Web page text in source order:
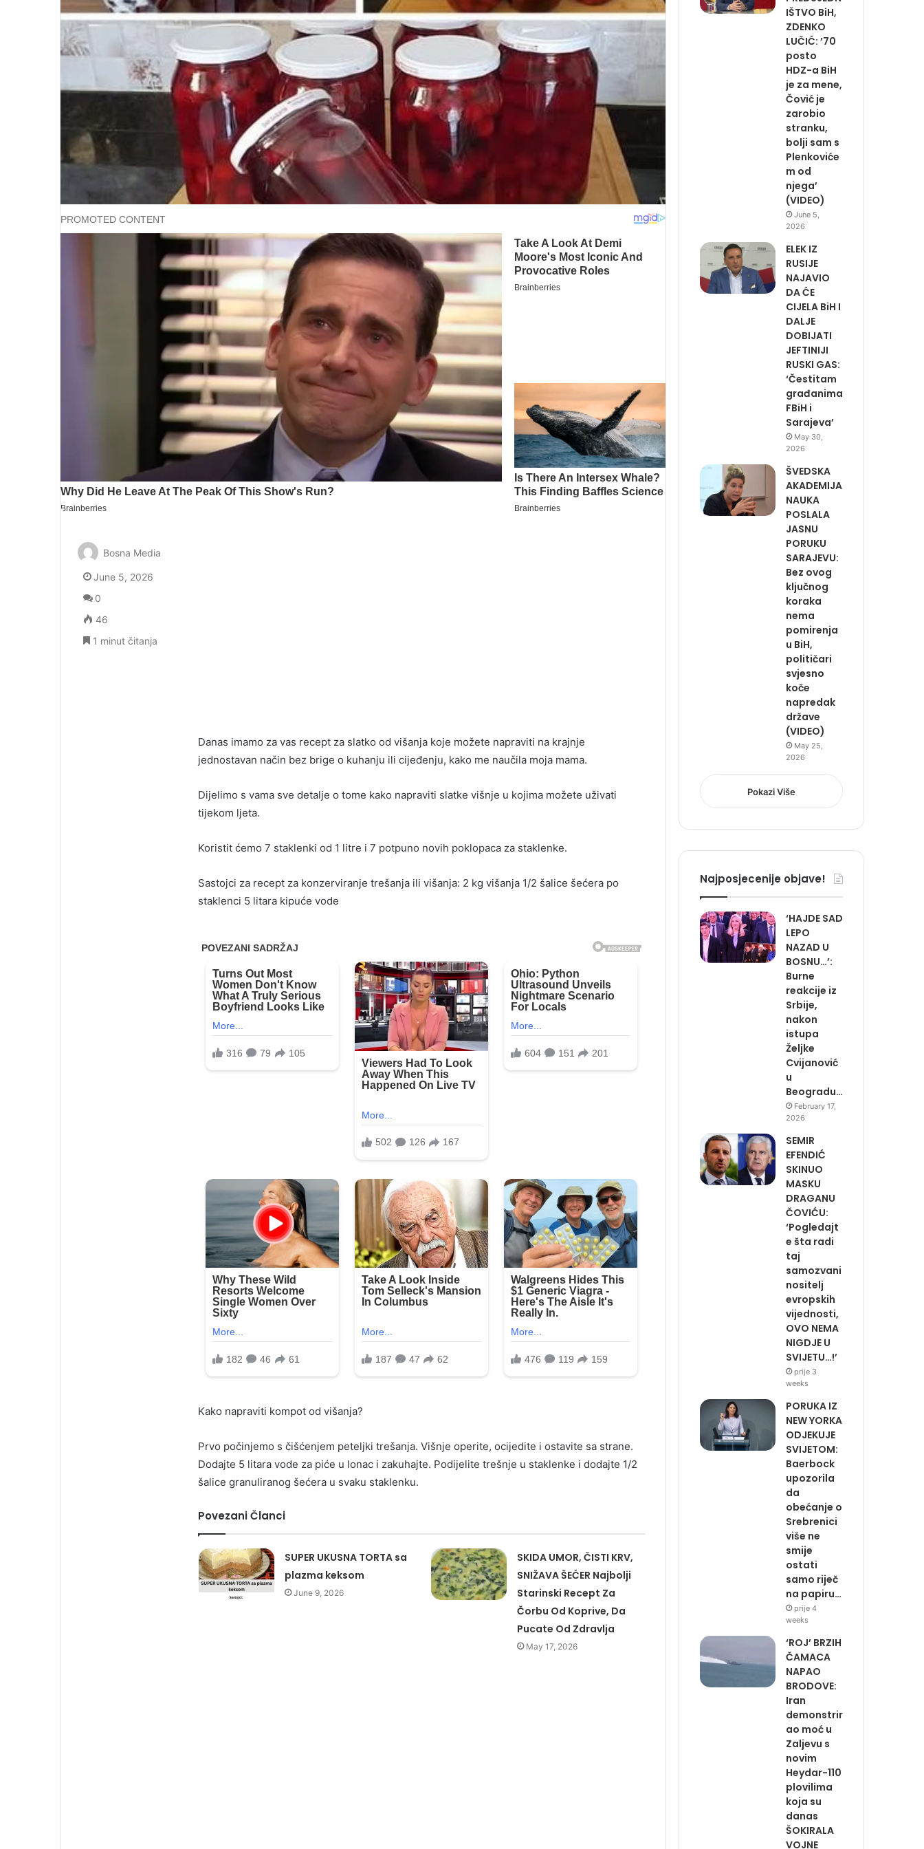
Danas imamo za vas recept za slatko od višanja koje možete napraviti na krajnje
jednostavan način bez brige o kuhanju ili cijeđenju, kako me naučila moja mama.
Dijelimo s vama sve detalje o tome kako napraviti slatke višnje u kojima možete uživati ​​
tijekom ljeta.
Koristit ćemo 7 staklenki od 1 litre i 7 potpuno novih poklopaca za staklenke.
Sastojci za recept za konzerviranje trešanja ili višanja: 2 kg višanja 1/2 šalice šećera po
staklenci 5 litara kipuće vode
Kako napraviti kompot od višanja?
Prvo počinjemo s čišćenjem peteljki trešanja. Višnje operite, ocijedite i ostavite sa strane.
Dodajte 5 litara vode za piće u lonac i zakuhajte. Podijelite trešnje u staklenke i dodajte 1/2
šalice granuliranog šećera u svaku staklenku.
Povezani Članci
SUPER UKUSNA TORTA sa
plazma keksom
June 9, 2026
SKIDA UMOR, ČISTI KRV,
SNIŽAVA ŠEĆER Najbolji
Starinski Recept Za
Čorbu Od Koprive, Da
Pucate Od Zdravlja
May 17, 2026
Bosna Media
June 5, 2026
0
46
1 minut čitanja
IŠTVO BiH,
ZDENKO
LUČIĆ: ’70
posto
HDZ-a BiH
je za mene,
Čović je
zarobio
stranku,
bolji sam s
Plenkoviće
m od
njega’
(VIDEO)
June 5,
2026
ELEK IZ
RUSIJE
NAJAVIO
DA ĆE
CIJELA BiH I
DALJE
DOBIJATI
JEFTINIJI
RUSKI GAS:
‘Čestitam
građanima
FBiH i
Sarajeva’
May 30,
2026
ŠVEDSKA
AKADEMIJA
NAUKA
POSLALA
JASNU
PORUKU
SARAJEVU:
Bez ovog
ključnog
koraka
nema
pomirenja
u BiH,
političari
svjesno
koče
napredak
države
(VIDEO)
May 25,
2026
Pokazi Više
Najposjecenije objave!
‘HAJDE SAD
LEPO
NAZAD U
BOSNU…’:
Burne
reakcije iz
Srbije,
nakon
istupa
Željke
Cvijanović
u
Beogradu…
February 17,
2026
SEMIR
EFENDIĆ
SKINUO
MASKU
DRAGANU
ČOVIĆU:
‘Pogledajt
e šta radi
taj
samozvani
nositelj
evropskih
vijednosti,
OVO NEMA
NIGDJE U
SVIJETU…!’
prije 3
weeks
PORUKA IZ
NEW YORKA
ODJEKUJE
SVIJETOM:
Baerbock
upozorila
da
obećanje o
Srebrenici
više ne
smije
ostati
samo riječ
na papiru…
prije 4
weeks
‘ROJ’ BRZIH
ČAMACA
NAPAO
BRODOVE:
Iran
demonstrir
ao moć u
Zaljevu s
novim
Heydar-110
plovilima
koja su
danas
ŠOKIRALA
VOJNE